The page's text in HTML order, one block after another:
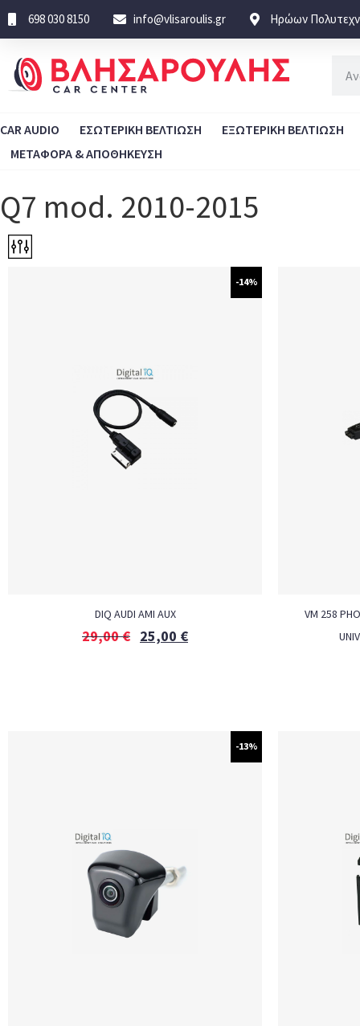
698 030 8150 info@vlisaroulis.gr Ηρώων
CAR AUDIO ΕΣΩΤΕΡΙΚΗ ΒΕΛΤΙΩΣΗ
ΕΞΩΤΕΡΙΚΗ ΒΕΛΤΙΩΣΗ
ΜΕΤΑΦΟΡΑ & ΑΠΟΘΗΚΕΥΣΗ
Q7 mod. 2010-2015
-14%
DIQ AUDI AMI AUX
29,00€ 25,00 €
VM 258
-13%